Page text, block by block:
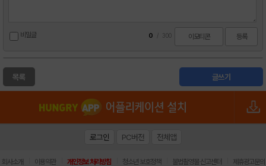
비밀글 0 300 이모티콘 등록
글쓰기
목록
로그인 PC버전 전체앱
회사소개 이용약관 개인정보 처리방침 청소년 보호정책 불법촬영물 신고센터 제휴광고문의